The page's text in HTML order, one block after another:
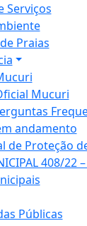
Serviços
Praias
Mucuri
andamento
de Proteção
408/22
Públicas